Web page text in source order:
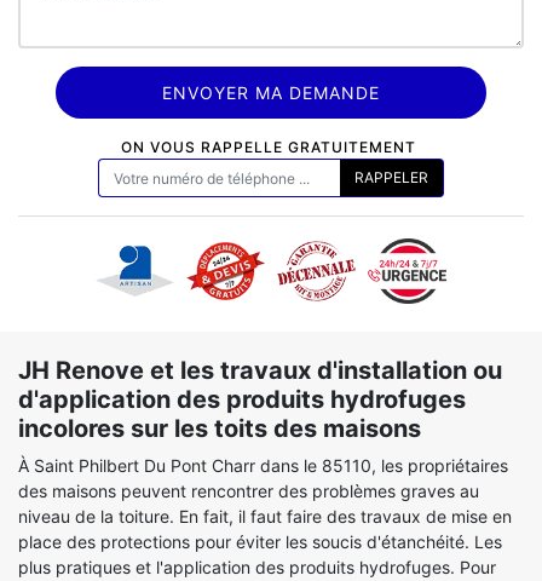
ON VOUS RAPPELLE GRATUITEMENT
JH Renove et les travaux d'installation ou
d'application des produits hydrofuges
incolores sur les toits des maisons
À Saint Philbert Du Pont Charr dans le 85110, les propriétaires
des maisons peuvent rencontrer des problèmes graves au
niveau de la toiture. En fait, il faut faire des travaux de mise en
place des protections pour éviter les soucis d'étanchéité. Les
plus pratiques et l'application des produits hydrofuges. Pour